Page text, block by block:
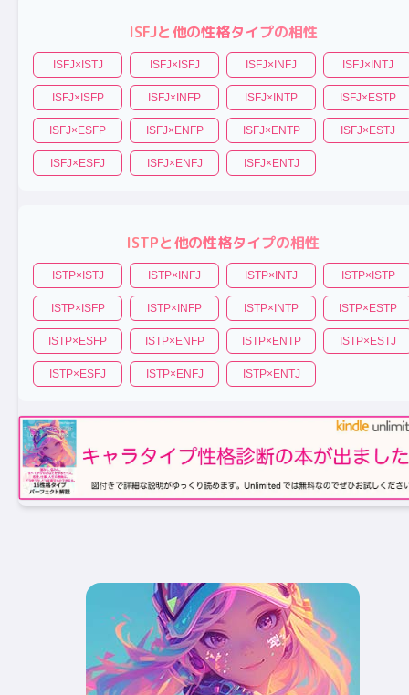
ISFJと他の性格タイプの相性
ISFJ× ISTJ ISFJ× ISFJ ISFJ× INFJ ISFJ× INTJ
ISFJ× ISFP ISFJ× INFP ISFJ× INTP ISFJ× ESTP
ISFJ× ESFP ISFJ× ENFP ISFJ× ENTP ISFJ× ESTJ
ISFJ× ESFJ ISFJ× ENFJ ISFJ× ENTJ
ISTPと他の性格タイプの相性
ISTP× ISTJ ISTP× INFJ ISTP× INTJ ISTP× ISTP
ISTP× ISFP ISTP× INFP ISTP× INTP ISTP× ESTP
ISTP× ESFP ISTP× ENFP ISTP× ENTP ISTP× ESTJ
ISTP× ESFJ ISTP× ENFJ ISTP× ENTJ